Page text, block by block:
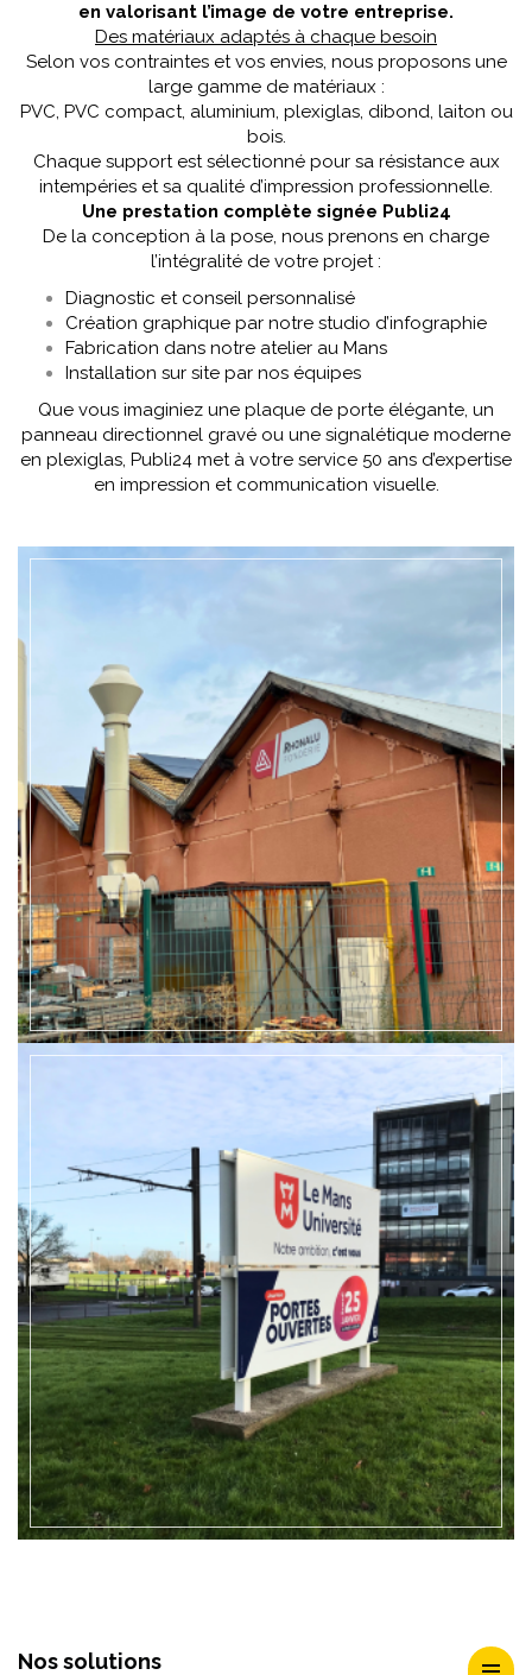
en valorisant l’image de votre entreprise.
Des matériaux adaptés à chaque besoin
Selon vos contraintes et vos envies, nous proposons une
large gamme de matériaux :
PVC, PVC compact, aluminium, plexiglas, dibond, laiton ou
bois.
Chaque support est sélectionné pour sa résistance aux
intempéries et sa qualité d’impression professionnelle.
Une prestation complète signée Publi24
De la conception à la pose, nous prenons en charge
l’intégralité de votre projet :
Diagnostic et conseil personnalisé
Création graphique par notre studio d’infographie
Fabrication dans notre atelier au Mans
Installation sur site par nos équipes
Que vous imaginiez une plaque de porte élégante, un
panneau directionnel gravé ou une signalétique moderne
en plexiglas, Publi24 met à votre service 50 ans d’expertise
en impression et communication visuelle.
EN SAVOIR +
EN SAVOIR +
Nos solutions